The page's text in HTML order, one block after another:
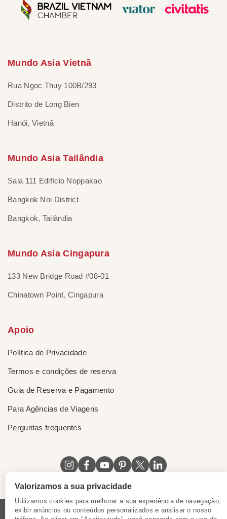
Mundo Asia Vietnã
Rua Ngoc Thuy 100B/293
Distrito de Long Bien
Hanói, Vietnã
Mundo Asia Tailândia
Sala 111 Edifício Noppakao
Bangkok Noi District
Bangkok, Tailândia
Mundo Asia Cingapura
133 New Bridge Road #08-01
Chinatown Point, Cingapura
Apoio
Política de Privacidade
Termos e condições de reserva
Guia de Reserva e Pagamento
Para Agências de Viagens
Perguntas frequentes
Valorizamos a sua privacidade
Utilizamos cookies para melhorar a sua experiência de navegação,
exibir anúncios ou conteúdos personalizados e analisar o nosso